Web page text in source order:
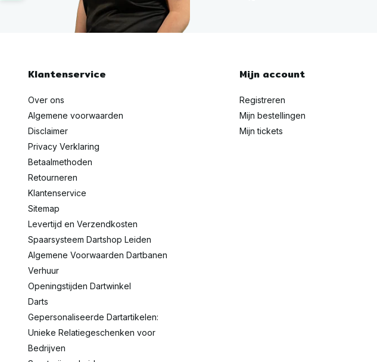
Klantenservice
Over ons
Algemene voorwaarden
Disclaimer
Privacy Verklaring
Betaalmethoden
Retourneren
Klantenservice
Sitemap
Levertijd en Verzendkosten
Spaarsysteem Dartshop Leiden
Algemene Voorwaarden Dartbanen
Verhuur
Openingstijden Dartwinkel
Darts
Gepersonaliseerde Dartartikelen:
Unieke Relatiegeschenken voor
Bedrijven
Mijn account
Registreren
Mijn bestellingen
Mijn tickets